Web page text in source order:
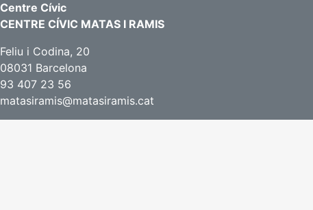
Centre Cívic
CENTRE CÍVIC MATAS I RAMIS
Feliu i Codina, 20
08031 Barcelona
93 407 23 56
matasiramis@matasiramis.cat